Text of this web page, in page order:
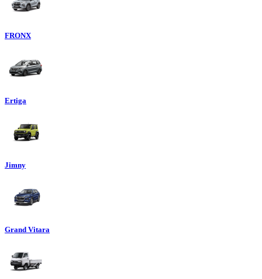
FRONX
Ertiga
Jimny
Grand Vitara